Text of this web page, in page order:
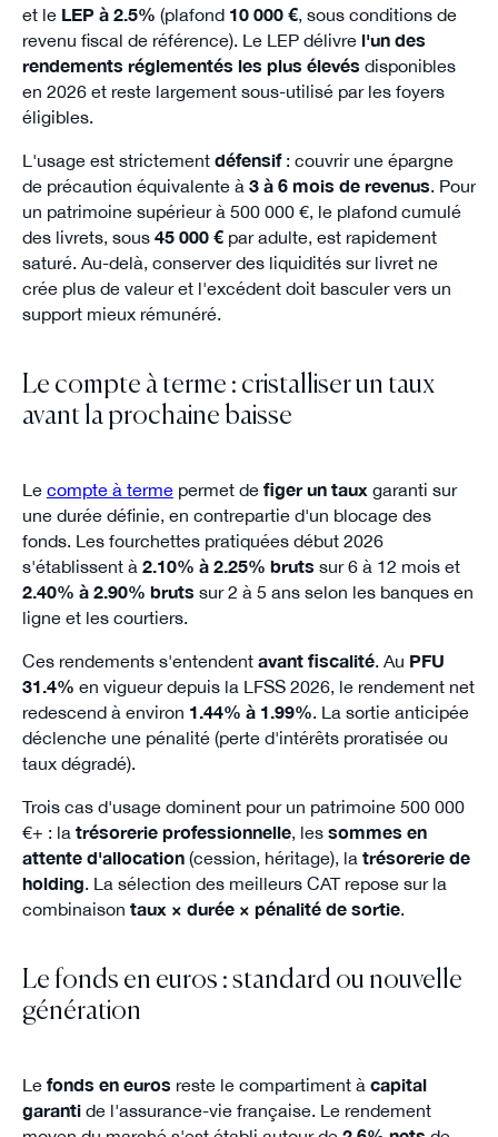
et le LEP à 2.5% (plafond 10 000 €, sous conditions de
revenu fiscal de référence). Le LEP délivre l'un des
rendements réglementés les plus élevés disponibles
en 2026 et reste largement sous-utilisé par les foyers
éligibles.
L'usage est strictement défensif: couvrir une épargne
de précaution équivalente à 3 à 6 mois de revenus. Pour
un patrimoine supérieur à 500 000 €, le plafond cumulé
des livrets, sous 45 000 €par adulte, est rapidement
saturé. Au-delà, conserver des liquidités sur livret ne
crée plus de valeur et l'excédent doit basculer vers un
support mieux rémunéré.
Le compte à terme : cristalliser un taux
avant la prochaine baisse
Le compte à termepermet de figer un taux garanti sur
une durée définie, en contrepartie d'un blocage des
fonds. Les fourchettes pratiquées début 2026
s'établissent à 2.10% à 2.25% bruts sur 6 à 12 mois et
2.40% à 2.90% bruts sur 2 à 5 ans selon les banques en
ligne et les courtiers.
Ces rendements s'entendent avant fiscalité. Au PFU
31.4% en vigueur depuis la LFSS 2026, le rendement net
redescend à environ 1.44% à 1.99%. La sortie anticipée
déclenche une pénalité (perte d'intérêts proratisée ou
taux dégradé).
Trois cas d'usage dominent pour un patrimoine 500 000
€+ : la trésorerie professionnelle, les sommes en
attente d'allocation(cession, héritage), la trésorerie de
holding. La sélection des meilleurs CAT repose sur la
combinaison taux × durée × pénalité de sortie.
Le fonds en euros : standard ou nouvelle
génération
Le fonds en euros reste le compartiment à capital
garantide l'assurance-vie française. Le rendement